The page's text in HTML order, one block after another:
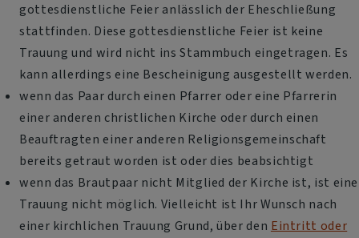
gottesdienstliche Feier anlässlich der Eheschließung
stattfinden. Diese gottesdienstliche Feier ist keine
Trauung und wird nicht ins Stammbuch eingetragen. Es
kann allerdings eine Bescheinigung ausgestellt werden.
wenn das Paar durch einen Pfarrer oder eine Pfarrerin
einer anderen christlichen Kirche oder durch einen
Beauftragten einer anderen Religionsgemeinschaft
bereits getraut worden ist oder dies beabsichtigt
wenn das Brautpaar nicht Mitglied der Kirche ist, ist eine
Trauung nicht möglich. Vielleicht ist Ihr Wunsch nach
einer kirchlichen Trauung Grund, über den Eintritt oder